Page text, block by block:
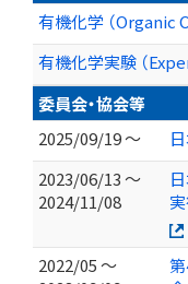
有機化学 （Organic
有機化学実験 （
委員会・協会等
2025/09/19 ～
2023/06/13 ～
2024/11/08
2022/05 ～